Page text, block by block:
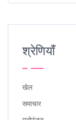
श्रेणियाँ
खेल
समाचार